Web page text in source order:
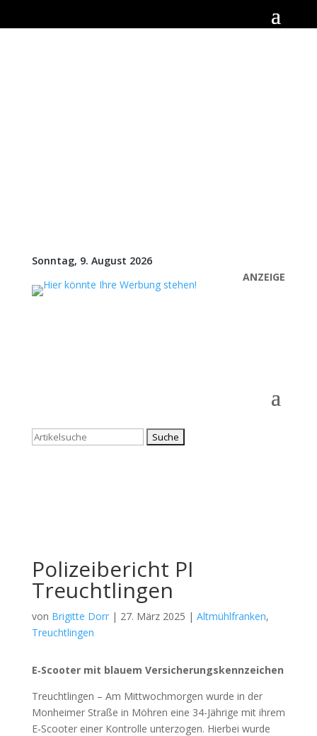
Sonntag, 9. August 2026
ANZEIGE
Suchen
Polizeibericht PI
Treuchtlingen
von Brigitte Dorr| 27. März 2025 | Altmühlfranken,
Treuchtlingen
E‑Scooter mit blau­em Ver­si­che­rungs­kenn­zei­chen
Treucht­lin­gen – Am Mitt­woch­mor­gen wur­de in der
Mon­hei­mer Stra­ße in Möh­ren eine 34-Jäh­ri­ge mit ihrem
E‑Scooter einer Kon­trol­le unter­zo­gen. Hier­bei wur­de